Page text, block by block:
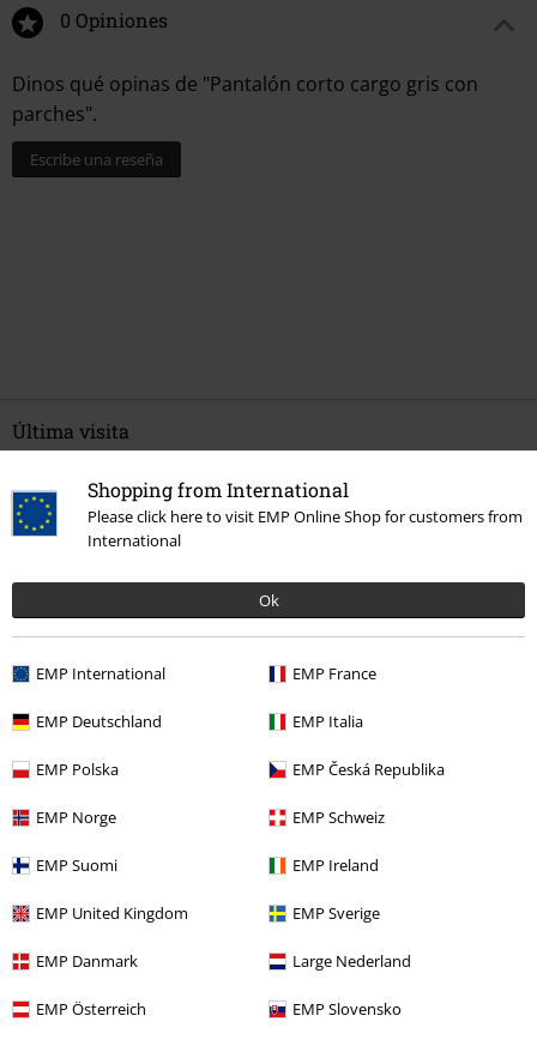
Shopping from International
Please click here to visit EMP Online Shop for customers from
International
Ok
EMP International EMP France
EMP Deutschland EMP Italia
EMP Polska EMP Česká Republika
EMP Norge EMP Schweiz
EMP Suomi EMP Ireland
EMP United Kingdom EMP Sverige
EMP Danmark Large Nederland
EMP Österreich EMP Slovensko
0 Opiniones
Dinos qué opinas de "Pantalón corto cargo gris con
parches".
Escribe una reseña
Última visita
28% DTO
Ropa & accesorios Pantalones Cortos
Marcas Ropa
Marcas Ropa Hombre
Estilos Pantalones
Estilos